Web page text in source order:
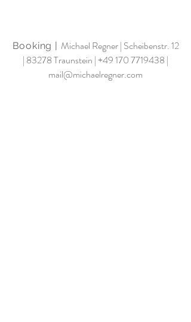
Booking | Michael Regner | Scheibenstr. 12
| 83278 Traunstein |+49 170 7719438 |
mail@michaelregner.com